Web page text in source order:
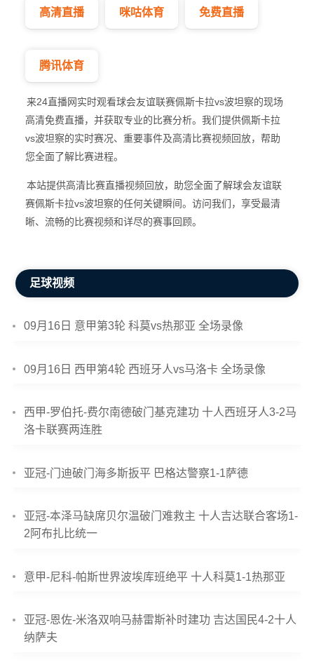
高清直播 咪咕体育 免费直播
腾讯体育
来24直播网实时观看球会友谊联赛佩斯卡拉vs波坦察的现场
高清免费直播，并获取专业的比赛分析。我们提供佩斯卡拉
vs波坦察的实时赛况、重要事件及高清比赛视频回放，帮助
您全面了解比赛进程。
本站提供高清比赛直播视频回放，助您全面了解球会友谊联
赛佩斯卡拉vs波坦察的任何关键瞬间。访问我们，享受最清
晰、流畅的比赛视频和详尽的赛事回顾。
足球视频
09月16日 意甲第3轮 科莫vs热那亚 全场录像
09月16日 西甲第4轮 西班牙人vs马洛卡 全场录像
西甲-罗伯托-费尔南德破门基克建功 十人西班牙人3-2马
洛卡联赛两连胜
亚冠-门迪破门海多斯扳平 巴格达警察1-1萨德
亚冠-本泽马缺席贝尔温破门难救主 十人吉达联合客场1-
2阿布扎比统一
意甲-尼科-帕斯世界波埃库班绝平 十人科莫1-1热那亚
亚冠-恩佐-米洛双响马赫雷斯补时建功 吉达国民4-2十人
纳萨夫